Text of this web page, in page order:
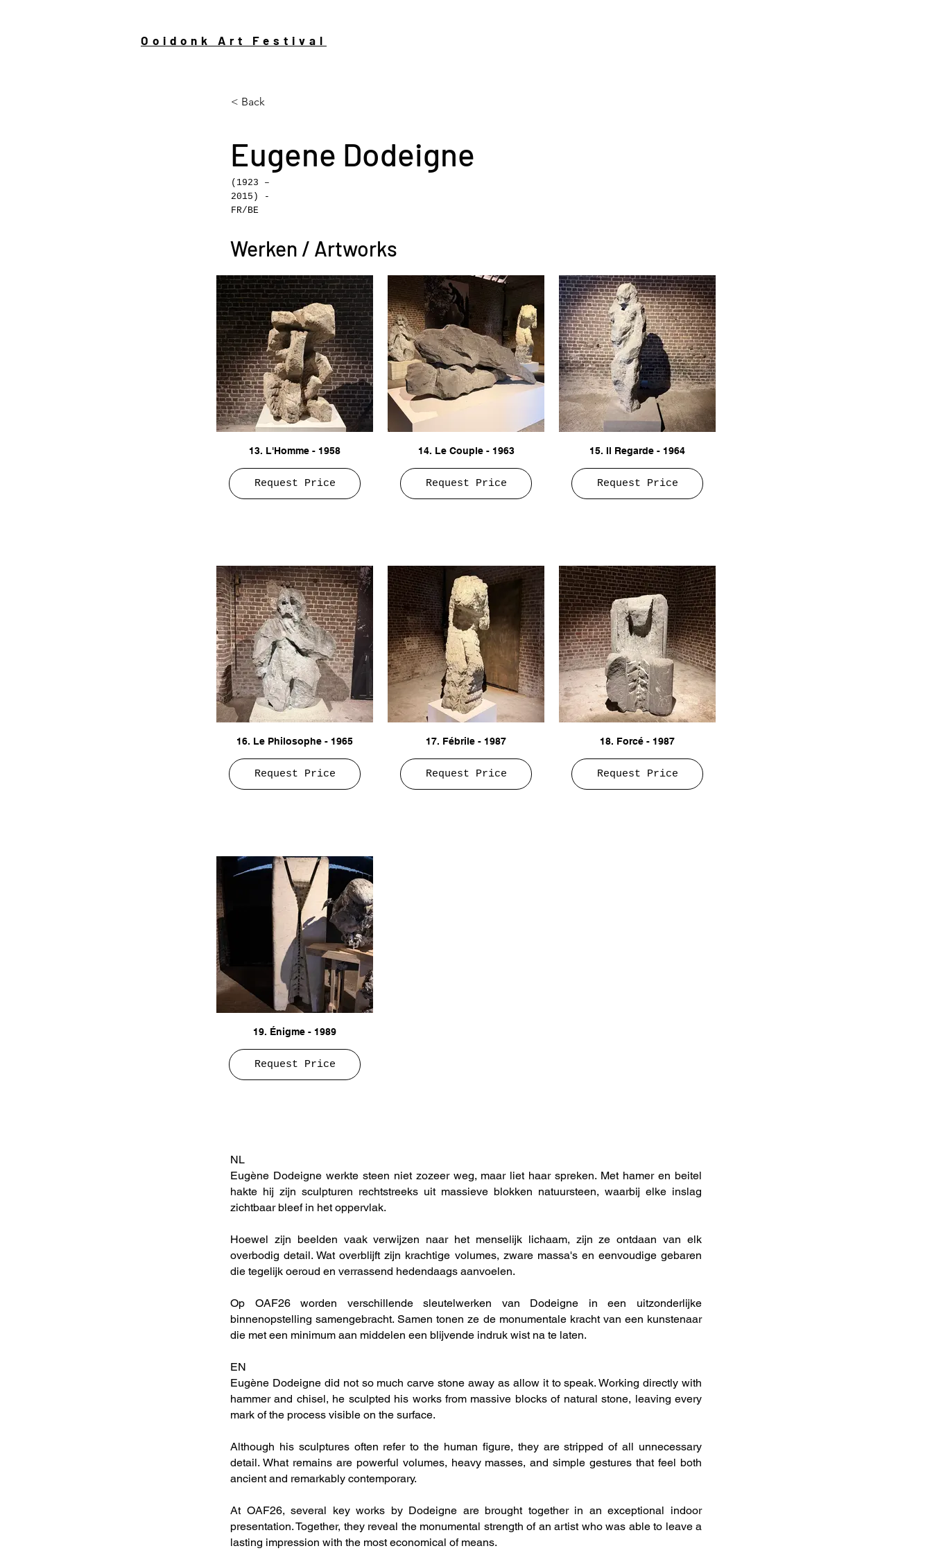
Ooidonk Art Festival
< Back
Eugene Dodeigne
(1923 –
2015) -
FR/BE
Werken / Artworks
13. L'Homme - 1958
Request Price
14. Le Couple - 1963
Request Price
15. Il Regarde - 1964
Request Price
16. Le Philosophe - 1965
Request Price
17. Fébrile - 1987
Request Price
18. Forcé - 1987
Request Price
19. Énigme - 1989
Request Price
NL
Eugène Dodeigne werkte steen niet zozeer weg, maar liet haar spreken. Met hamer en beitel
hakte hij zijn sculpturen rechtstreeks uit massieve blokken natuursteen, waarbij elke inslag
zichtbaar bleef in het oppervlak.
Hoewel zijn beelden vaak verwijzen naar het menselijk lichaam, zijn ze ontdaan van elk
overbodig detail. Wat overblijft zijn krachtige volumes, zware massa's en eenvoudige gebaren
die tegelijk oeroud en verrassend hedendaags aanvoelen.
Op OAF26 worden verschillende sleutelwerken van Dodeigne in een uitzonderlijke
binnenopstelling samengebracht. Samen tonen ze de monumentale kracht van een kunstenaar
die met een minimum aan middelen een blijvende indruk wist na te laten.
EN
Eugène Dodeigne did not so much carve stone away as allow it to speak. Working directly with
hammer and chisel, he sculpted his works from massive blocks of natural stone, leaving every
mark of the process visible on the surface.
Although his sculptures often refer to the human figure, they are stripped of all unnecessary
detail. What remains are powerful volumes, heavy masses, and simple gestures that feel both
ancient and remarkably contemporary.
At OAF26, several key works by Dodeigne are brought together in an exceptional indoor
presentation. Together, they reveal the monumental strength of an artist who was able to leave a
lasting impression with the most economical of means.